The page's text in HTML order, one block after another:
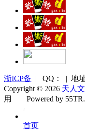
浙ICP备 | QQ： | 地址
Copyright © 2026 天人
用
库
Powered by
首页